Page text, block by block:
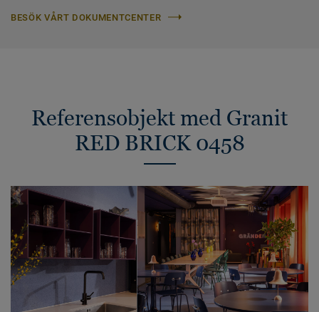
BESÖK VÅRT DOKUMENTCENTER
Referensobjekt med Granit
RED BRICK 0458